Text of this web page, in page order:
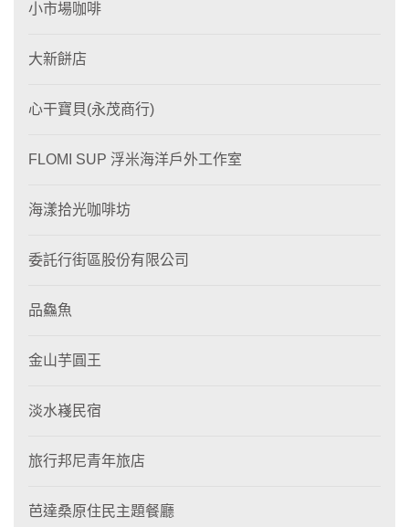
小市場咖啡
大新餅店
心干寶貝(永茂商行)
FLOMI SUP 浮米海洋戶外工作室
海漾拾光咖啡坊
委託行街區股份有限公司
品鱻魚
金山芋圓王
淡水嶘民宿
旅行邦尼青年旅店
芭達桑原住民主題餐廳